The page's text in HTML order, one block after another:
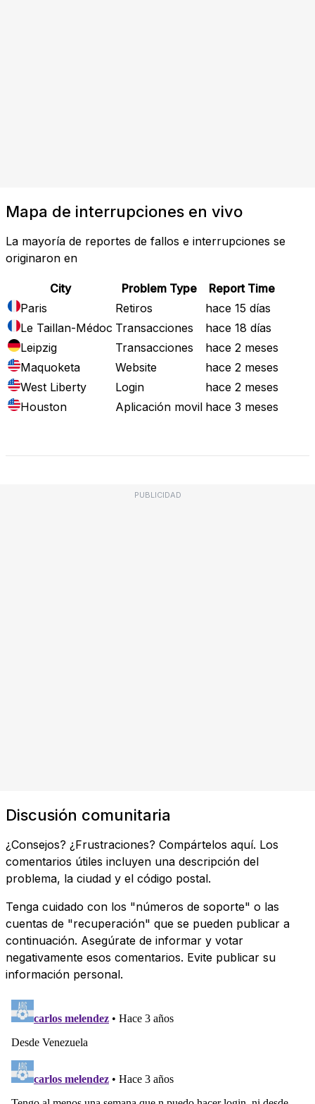
Mapa de interrupciones en vivo
La mayoría de reportes de fallos e interrupciones se
originaron en
City Problem Type
Report Time
Paris
Retiros
hace 15 días
Le Taillan-Médoc Transacciones
hace 18 días
Leipzig
Transacciones
hace 2 meses
Maquoketa
Website
hace 2 meses
West Liberty
Login
hace 2 meses
Houston
Aplicación movil hace 3 meses
PUBLICIDAD
Discusión comunitaria
¿Consejos? ¿Frustraciones? Compártelos aquí. Los
comentarios útiles incluyen una descripción del
problema, la ciudad y el código postal.
Tenga cuidado con los "números de soporte" o las
cuentas de "recuperación" que se pueden publicar a
continuación. Asegúrate de informar y votar
negativamente esos comentarios. Evite publicar su
información personal.